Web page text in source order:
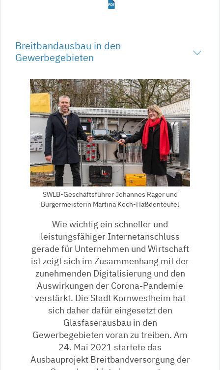
Breitbandausbau in den
Gewerbegebieten
SWLB-Geschäftsführer Johannes Rager und
Bürgermeisterin Martina Koch-Haßdenteufel
Wie wichtig ein schneller und
leistungsfähiger Internetanschluss
gerade für Unternehmen und Wirtschaft
ist zeigt sich im Zusammenhang mit der
zunehmenden Digitalisierung und den
Auswirkungen der Corona-Pandemie
verstärkt. Die Stadt Kornwestheim hat
sich daher dafür eingesetzt den
Glasfaserausbau in den
Gewerbegebieten voran zu treiben. Am
24. Mai 2021 startete das
Ausbauprojekt Breitbandversorgung der